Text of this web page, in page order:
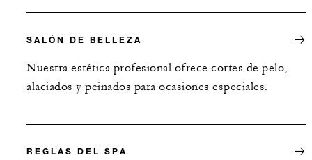
SALÓN DE BELLEZA
Nuestra estética profesional ofrece cortes de pelo,
alaciados y peinados para ocasiones especiales.
REGLAS DEL SPA